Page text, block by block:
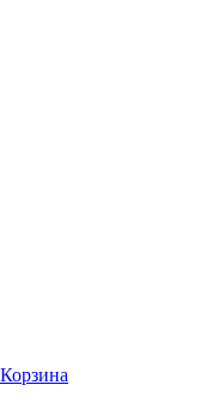
Корзина